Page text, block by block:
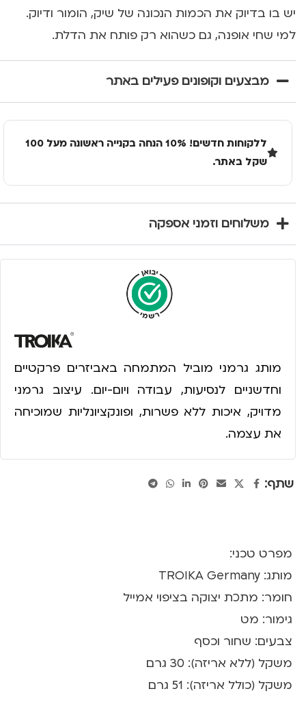
יש בו בדיוק את הכמות הנכונה של שיק, הומור ודיוק.
למי שחי אופנה, גם כשהוא רק פותח את הדלת.
מבצעים וקופונים פעילים באתר
ללקוחות חדשים! 10% הנחה בקנייה ראשונה מעל 100
שקל באתר.
משלוחים וזמני אספקה
מותג גרמני מוביל המתמחה באביזרים פרקטיים
וחדשניים לנסיעות, עבודה ויום-יום. עיצוב גרמני
מדויק, איכות ללא פשרות, ופונקציונליות שמוכיחה
את עצמה.
שתף:
מפרט טכני:
מותג: TROIKA Germany
חומר: מתכת יצוקה בציפוי אמייל
גימור: מט
צבעים: שחור וכסף
משקל (ללא אריזה): 30 גרם
משקל (כולל אריזה): 51 גרם